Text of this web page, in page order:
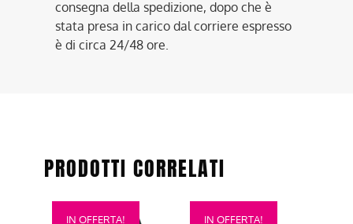
consegna della spedizione, dopo che è
stata presa in carico dal corriere espresso
è di circa 24/48 ore.
PRODOTTI CORRELATI
IN OFFERTA!
Questo
IN OFFERTA!
Questo